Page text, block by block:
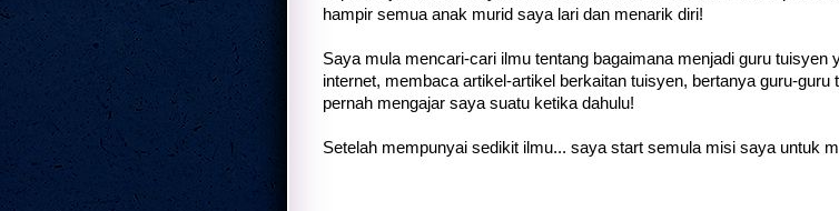
hampir semua anak murid saya lari dan menarik diri!
Saya mula mencari-cari ilmu tentang bagaimana menjadi guru
internet, membaca artikel-artikel berkaitan tuisyen, bertanya guru-
pernah mengajar saya suatu ketika dahulu!
Setelah mempunyai sedikit ilmu... saya start semula misi saya untuk